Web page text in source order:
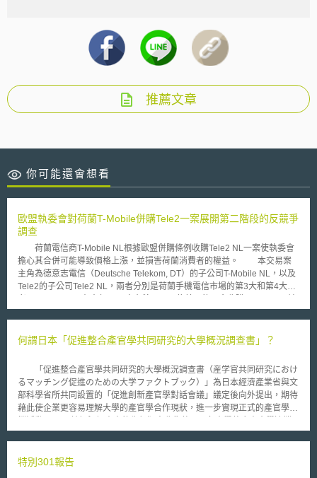
推薦文章
你可能還會想看
歐盟執委會對荷蘭T-Mobile併購Tele2一案展開第二階段的反競爭
調查
荷蘭電信商T-Mobile NL根據歐盟併購條例收購Tele2 NL一案使執委會
擔心其合併可能導致價格上漲，並損害荷蘭消費者的權益。 本交易案
主角為德意志電信（Deutsche Telekom, DT）的子公司T-Mobile NL，以及
Tele2的子公司Tele2 NL，兩者分別是荷蘭手機電信市場的第3大和第4大業
持有合併後公司25％的股權。本併購案將使荷蘭的手機電信商數量從4個減
DT表示，合併後的公司將在T-Mobile品牌下運營，新公司由於規模增
源，可以帶給電信市場更有效的競爭，並有利於5G佈局。 執委會的初
步調查確定了以下主要爭點： 目前T-Mobile NL和Tele2 NL 在荷蘭手機電信
市場相互競爭。執委會擔心本併購案會減少市場參與者的數量，使剩下的業
者更不願進行有效競爭。可能導致價格上漲和投資減少。 執委會還打
算進一步調查另外2個問題： 合併後電信商數量的減少可能會削弱競爭壓
手機電信商之外，還有一些活躍在市場中的虛擬電信商，它們使用其他業者
想利用基礎設施，可能遭受更多阻礙。
何謂日本「促進整合產官學共同研究的大學概況調查書」？
「促進整合產官學共同研究的大學概況調查書（産学官共同研究におけ
るマッチング促進のための大学ファクトブック）」為日本經濟產業省與文
部科學省所共同設置的「促進創新產官學對話會議」議定後向外提出，期待
藉此使企業更容易理解大學的產官學合作現狀，進一步實現正式的產官學連
的實績等資訊，2018年發布的正式版則統整日本327所大學的情報，擴充並
產官學連攜活動的配套方針與往後期待重點化的事項；3.產學連攜之本部機
特別301報告